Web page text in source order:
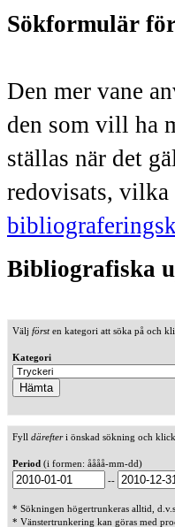
Sökformulär
Den mer vane
den som vill ha
ställas när det
redovisats,
Bibliografiska
Välj försten kategori att söka på och
Kategori
Fyll därefteri önskad sökning och
Period (i formen: åååå-mm-dd)
--
* Sökningen högertrunkeras alltid,
* Vänstertrunkering kan göras med